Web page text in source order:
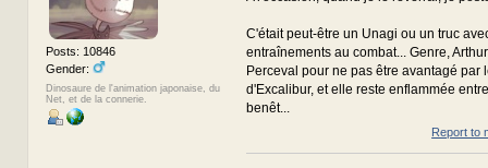
Posts: 10846
Gender:
Dinosaure de l'animation japonaise, du
Net, et de la connerie.
C'était peut-être un Unagi ou un truc
entraînements au combat... Genre,
Perceval pour ne pas être avantagé par
d'Excalibur, et elle reste enflammée
benêt...
Report to